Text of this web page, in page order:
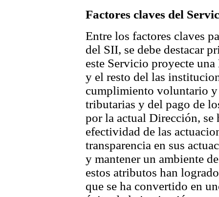
Factores claves del
Entre los factores claves
del SII, se debe destacar
este Servicio proyecte una
y el resto del las
cumplimiento voluntario
tributarias y del pago de
por la actual Dirección, se
efectividad de las
transparencia en sus
y mantener un ambiente
estos atributos han
que se ha convertido en